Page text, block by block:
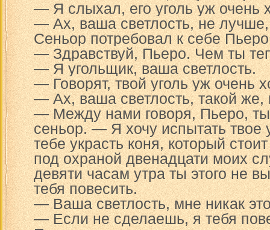
— Я слыхал, его уголь уж очень
— Ах, ваша светлость, не лучше,
Сеньор потребовал к себе
— Здравствуй, Пьеро. Чем ты
— Я угольщик, ваша светлость.
— Говорят, твой уголь уж очень
— Ах, ваша светлость, такой же,
— Между нами говоря, Пьеро,
сеньор. — Я хочу испытать твое
тебе украсть коня, который
под охраной двенадцати моих
девяти часам утра ты этого не
тебя повесить.
— Ваша светлость, мне никак
— Если не сделаешь, я тебя